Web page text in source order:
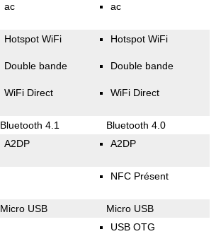
ac ac
Hotspot WiFi
Double bande
WiFi Direct
Hotspot WiFi
Double bande
WiFi Direct
Bluetooth 4.1 Bluetooth 4.0
A2DP A2DP
NFC Présent
Micro USB Micro USB
USB OTG